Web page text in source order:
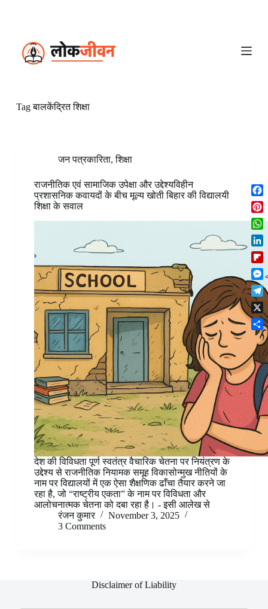
Tagबालकेंद्रित शिक्षा
जन पत्रकारिता,शिक्षा
राजनीतिक एवं सामाजिक उपेक्षा और उद्देश्यविहीन
प्रशासनिक कवायदों के बीच मूल्य खोती बिहार की विद्यालयी
शिक्षा के सवाल
देश की विविधता पूर्ण स्वतंत्र वैचारिक चेतना पर नियंत्रण के
उद्देश्य से राजनीतिक नियामक समूह विकासोन्मुख नीतियों के
नाम पर विद्यालयों में एक ऐसा शैक्षणिक ढाँचा तैयार करने जा
रहा है, जो “राष्ट्रीय एकता” के नाम पर विविधता और
आलोचनात्मक चेतना को दबा रहा है। - इसी आलेख से
रंजन कुमार
November 3, 2025
3 Comments
Disclaimer of Liability
F
a
c
e
b
o
o
k
P
i
n
t
e
r
e
s
t
W
h
a
t
s
A
p
p
L
i
n
k
e
d
I
n
F
l
i
p
b
o
r
d
M
e
s
s
e
n
g
e
r
T
e
l
e
g
r
a
m
X
S
h
a
r
e